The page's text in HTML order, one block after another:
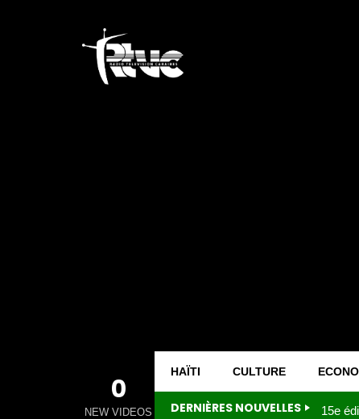
0
NEW VIDEOS
HAÏTI CULTURE
DERNIÈRES NOUVELLES